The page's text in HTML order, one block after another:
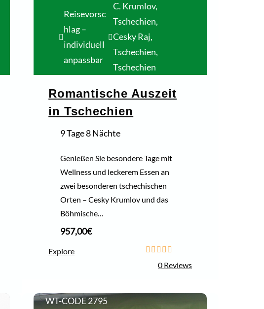
Reisevorsc
hlag –
individuell
anpassbar
C. Krumlov,
Tschechien,
Cesky Raj,
Tschechien,
Tschechien
Romantische Auszeit
in Tschechien
9 Tage 8 Nächte
Genießen Sie besondere Tage mit
Wellness und leckerem Essen an
zwei besonderen tschechischen
Orten – Cesky Krumlov und das
Böhmische…
957,00€
Explore
0 Reviews
WT-CODE 2795